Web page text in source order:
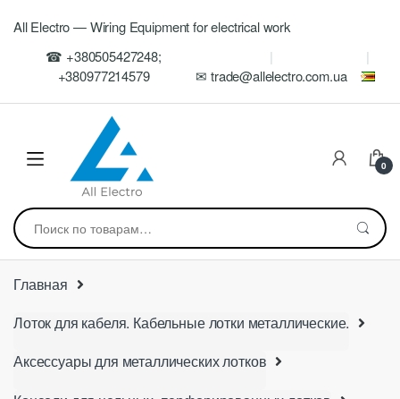
navigation
All Electro — Wiring Equipment for electrical work
☎ +380505427248;
+380977214579
✉ trade@allelectro.com.ua
0
Искать:
Главная
Лоток для кабеля. Кабельные лотки металлические.
Аксессуары для металлических лотков